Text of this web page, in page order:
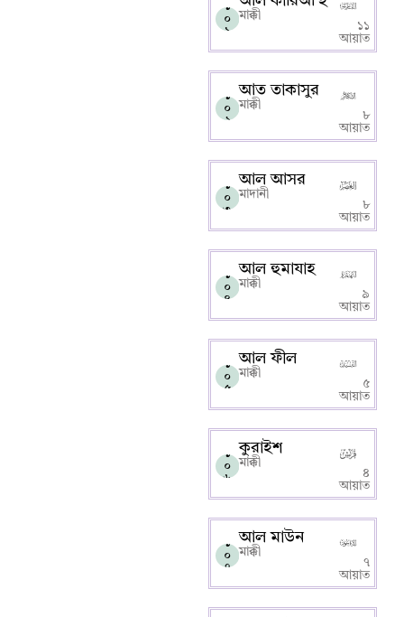
১
০
১
মাক্কী
১১
আয়াত
১
০
২
আত তাকাসুর
মাক্কী
৮
আয়াত
১
০
৩
আল আসর
মাদানী
৮
আয়াত
১
০
৪
আল হুমাযাহ
মাক্কী
৯
আয়াত
১
০
৫
আল ফীল
মাক্কী
৫
আয়াত
১
০
৬
কুরাইশ
মাক্কী
৪
আয়াত
১
০
৭
আল মাউন
মাক্কী
৭
আয়াত